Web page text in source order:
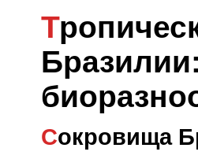
Тропические леса
Сокровища